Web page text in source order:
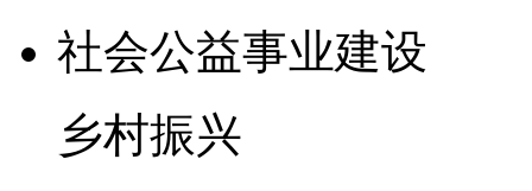
社会公益事业建设
乡村振兴